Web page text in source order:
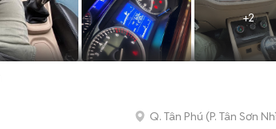
+2
Q. Tân Phú (P. Tân Sơn